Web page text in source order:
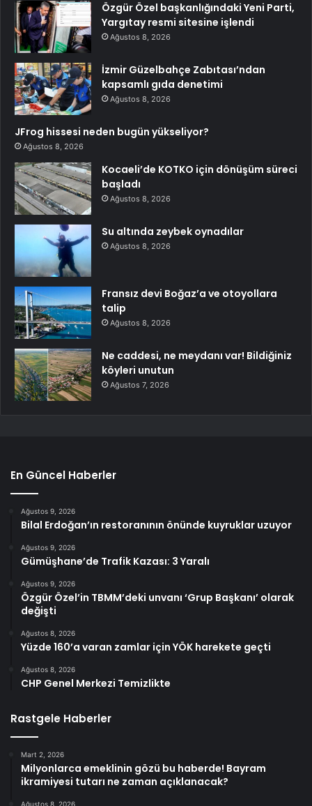
Özgür Özel başkanlığındaki Yeni Parti,
Yargıtay resmi sitesine işlendi
Ağustos 8, 2026
İzmir Güzelbahçe Zabıtası’ndan
kapsamlı gıda denetimi
Ağustos 8, 2026
JFrog hissesi neden bugün yükseliyor?
Ağustos 8, 2026
Kocaeli’de KOTKO için dönüşüm süreci
başladı
Ağustos 8, 2026
Su altında zeybek oynadılar
Ağustos 8, 2026
Fransız devi Boğaz’a ve otoyollara
talip
Ağustos 8, 2026
Ne caddesi, ne meydanı var! Bildiğiniz
köyleri unutun
Ağustos 7, 2026
En Güncel Haberler
Ağustos 9, 2026
Bilal Erdoğan’ın restoranının önünde kuyruklar uzuyor
Ağustos 9, 2026
Gümüşhane’de Trafik Kazası: 3 Yaralı
Ağustos 9, 2026
Özgür Özel’in TBMM’deki unvanı ‘Grup Başkanı’ olarak
değişti
Ağustos 8, 2026
Yüzde 160’a varan zamlar için YÖK harekete geçti
Ağustos 8, 2026
CHP Genel Merkezi Temizlikte
Rastgele Haberler
Mart 2, 2026
Milyonlarca emeklinin gözü bu haberde! Bayram
ikramiyesi tutarı ne zaman açıklanacak?
Ağustos 8, 2026